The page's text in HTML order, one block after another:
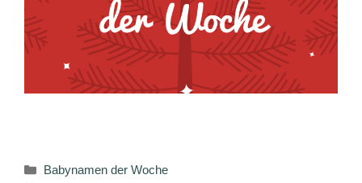
Kategorien
Babynamen der Woche